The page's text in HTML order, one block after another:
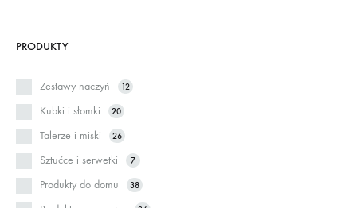
PRODUKTY
Zestawy naczyń 12
Kubki i słomki 20
Talerze i miski 26
Sztućce i serwetki 7
Produkty do domu 38